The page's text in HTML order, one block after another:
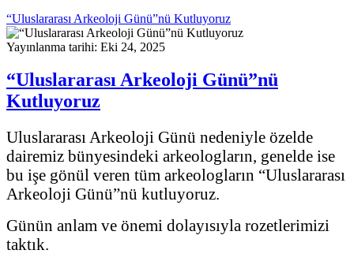
“Uluslararası Arkeoloji Günü”nü Kutluyoruz
Yayınlanma tarihi: Eki 24, 2025
“Uluslararası Arkeoloji Günü”nü
Kutluyoruz
Uluslararası Arkeoloji Günü nedeniyle özelde
dairemiz bünyesindeki arkeologların, genelde ise
bu işe gönül veren tüm arkeologların “Uluslararası
Arkeoloji Günü”nü kutluyoruz.
Günün anlam ve önemi dolayısıyla rozetlerimizi
taktık.